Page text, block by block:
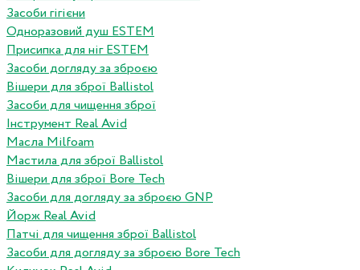
Засоби гігієни
Одноразовий душ ESTEM
Присипка для ніг ESTEM
Засоби догляду за зброєю
Вішери для зброї Ballistol
Засоби для чищення зброї
Інструмент Real Avid
Масла Milfoam
Мастила для зброї Ballistol
Вішери для зброї Bore Tech
Засоби для догляду за зброєю GNP
Йорж Real Avid
Патчі для чищення зброї Ballistol
Засоби для догляду за зброєю Bore Tech